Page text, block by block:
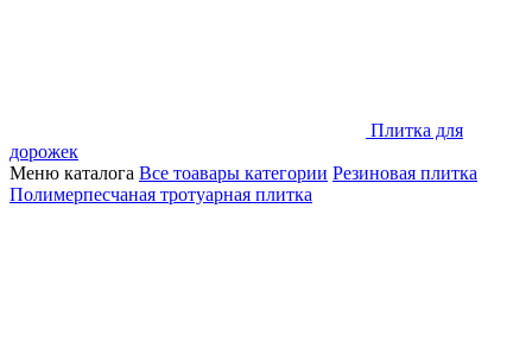
Плитка для
дорожек
Меню каталога Все тоавары категории Резиновая плитка
Полимерпесчаная тротуарная плитка